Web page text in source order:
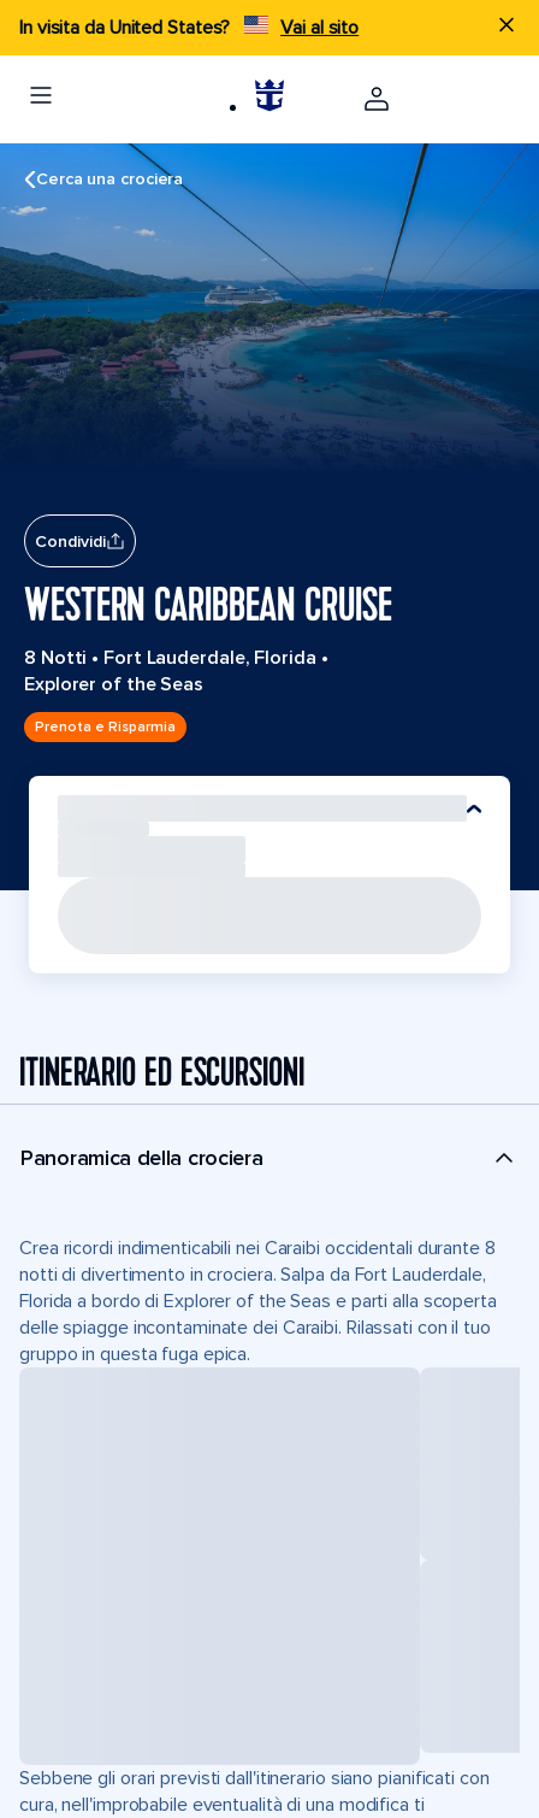
In visita da United States? Vai al sito
Cerca una crociera
Condividi
WESTERN CARIBBEAN CRUISE
8 Notti • Fort Lauderdale, Florida •
Explorer of the Seas
Prenota e Risparmia
ITINERARIO ED ESCURSIONI
Panoramica della crociera
Crea ricordi indimenticabili nei Caraibi occidentali durante 8
notti di divertimento in crociera. Salpa da Fort Lauderdale,
Florida a bordo di Explorer of the Seas e parti alla scoperta
delle spiagge incontaminate dei Caraibi. Rilassati con il tuo
gruppo in questa fuga epica.
Sebbene gli orari previsti dall'itinerario siano pianificati con
cura, nell'improbabile eventualità di una modifica ti